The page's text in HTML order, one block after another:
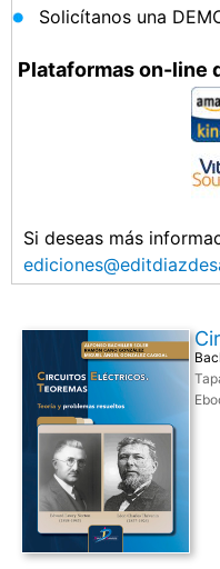
Solicítanos una
Plataformas on-line
Si deseas más